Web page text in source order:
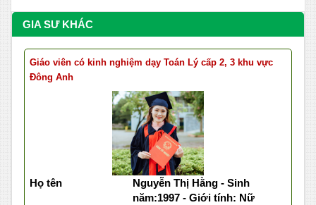
GIA SƯ KHÁC
Giáo viên có kinh nghiệm dạy Toán Lý cấp 2, 3 khu vực
Đông Anh
Họ tên
Nguyễn Thị Hằng - Sinh
năm:1997 - Giới tính: Nữ